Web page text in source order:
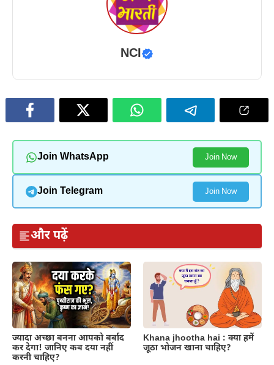
NCI
Join WhatsApp Join Now
Join Telegram Join Now
और पढ़ें
ज्यादा अच्छा बनना आपको बर्बाद
कर देगा! जानिए कब दया नहीं
करनी चाहिए?
Khana jhootha hai : क्या हमें
जूठा भोजन खाना चाहिए?